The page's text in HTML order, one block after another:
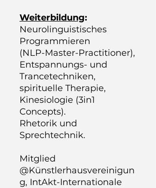
Weiterbildung:
Neurolinguistisches
Programmieren
(NLP-Master-Practitioner),
Entspannungs- und
Trancetechniken,
spirituelle Therapie,
Kinesiologie (3in1
Concepts).
Rhetorik und
Sprechtechnik.
Mitglied
@Künstlerhausvereinigun
g, IntAkt-Internationale